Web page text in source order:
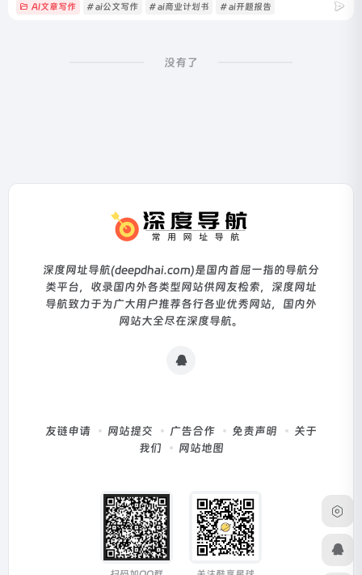
AI文章写作 # ai公文写作 # ai商业计划书 # ai开题报告
没有了
深度网址导航(deepdhai.com)是国内首屈一指的导航分
类平台，收录国内外各类型网站供网友检索，深度网址
导航致力于为广大用户推荐各行各业优秀网站，国内外
网站大全尽在深度导航。
友链申请 网站提交 广告合作 免责声明
关于
我们
网站地图